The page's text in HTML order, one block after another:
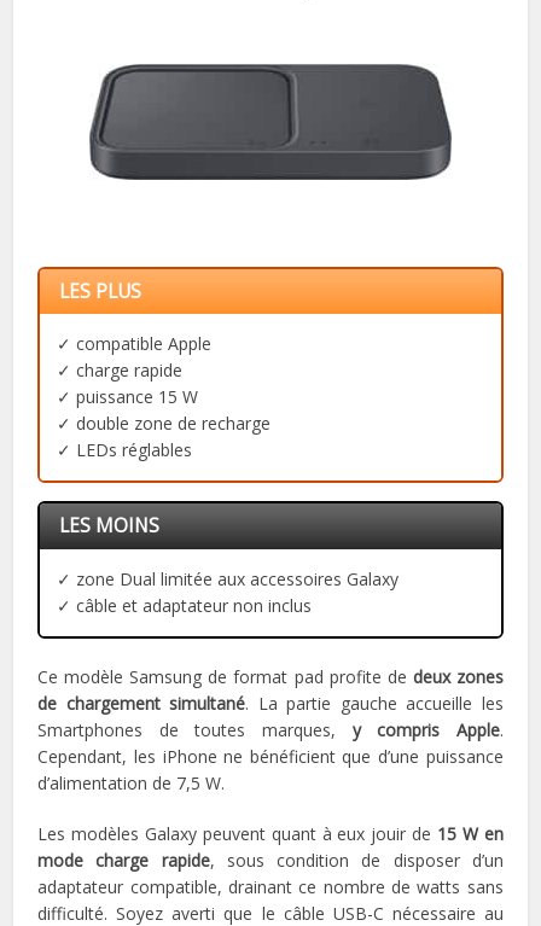
LES PLUS
✓ compatible Apple
✓ charge rapide
✓ puissance 15 W
✓ double zone de recharge
✓ LEDs réglables
LES MOINS
✓ zone Dual limitée aux accessoires Galaxy
✓ câble et adaptateur non inclus
Ce modèle Samsung de format pad profite de deux zones
de chargement simultané. La partie gauche accueille les
Smartphones de toutes marques, y compris Apple.
Cependant, les iPhone ne bénéficient que d’une puissance
d’alimentation de 7,5 W.
Les modèles Galaxy peuvent quant à eux jouir de 15 W en
mode charge rapide, sous condition de disposer d’un
adaptateur compatible, drainant ce nombre de watts sans
difficulté. Soyez averti que le câble USB-C nécessaire au